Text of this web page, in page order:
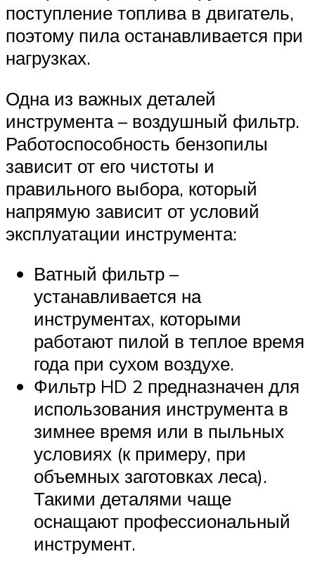
поступление топлива в двигатель,
поэтому пила останавливается при
нагрузках.
Одна из важных деталей
инструмента – воздушный фильтр.
Работоспособность бензопилы
зависит от его чистоты и
правильного выбора, который
напрямую зависит от условий
эксплуатации инструмента:
Ватный фильтр –
устанавливается на
инструментах, которыми
работают пилой в теплое время
года при сухом воздухе.
Фильтр HD 2 предназначен для
использования инструмента в
зимнее время или в пыльных
условиях (к примеру, при
объемных заготовках леса).
Такими деталями чаще
оснащают профессиональный
инструмент.